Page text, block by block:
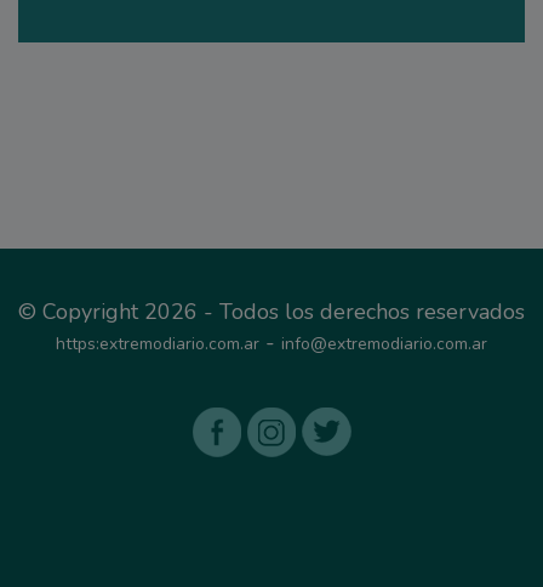
© Copyright 2026 - Todos los derechos reservados
https:extremodiario.com.ar - info@extremodiario.com.ar